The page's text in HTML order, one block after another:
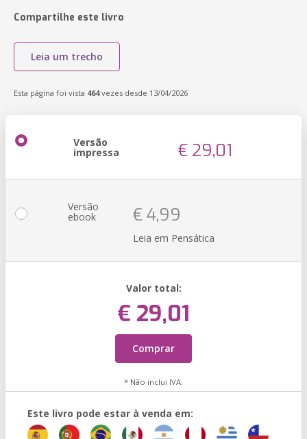
Compartilhe este livro
Leia um trecho
Esta página foi vista 464vezes desde 13/04/2026
Versão
impressa € 29,01
Versão
ebook € 4,99
Leia em Pensática
Valor total:
€ 29,01
Comprar
* Não inclui IVA.
Este livro pode estar à venda em: